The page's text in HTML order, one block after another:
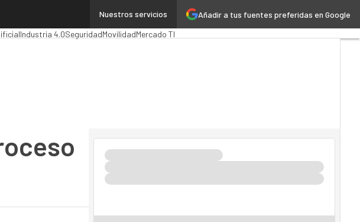
Añadir a tus fuentes preferidas en Google
Nuestros servicios
Administración Pública MarTechCloud
Industria 4.0SeguridadMovilidadMercado TI